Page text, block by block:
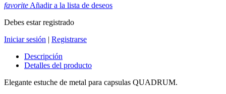
favorite Añadir a la lista de deseos
Debes estar registrado
Iniciar sesión | Registrarse
Descripción
Detalles del producto
Elegante estuche de metal para capsulas QUADRUM.